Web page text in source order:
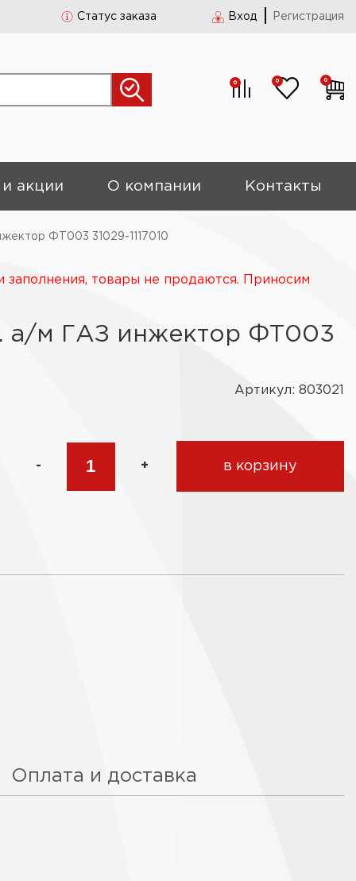
Статус заказа Вход Регистрация
0 0 0
акции О компании Контакты
ФТ003 31029-1117010
заполнения, товары не продаются. Приносим
а/м ГАЗ инжектор ФТ003
Артикул: 803021
- + в корзину
Оплата и доставка